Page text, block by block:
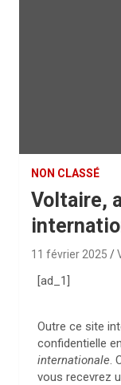
NON CLASSÉ
Voltaire,
11 février 2025
[ad_1]
Outre ce site
confidentielle en
internationale.
vous recevrez